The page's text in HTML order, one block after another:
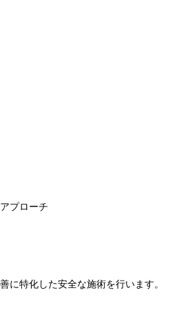
プローチ
に特化した安全な施術を行います。